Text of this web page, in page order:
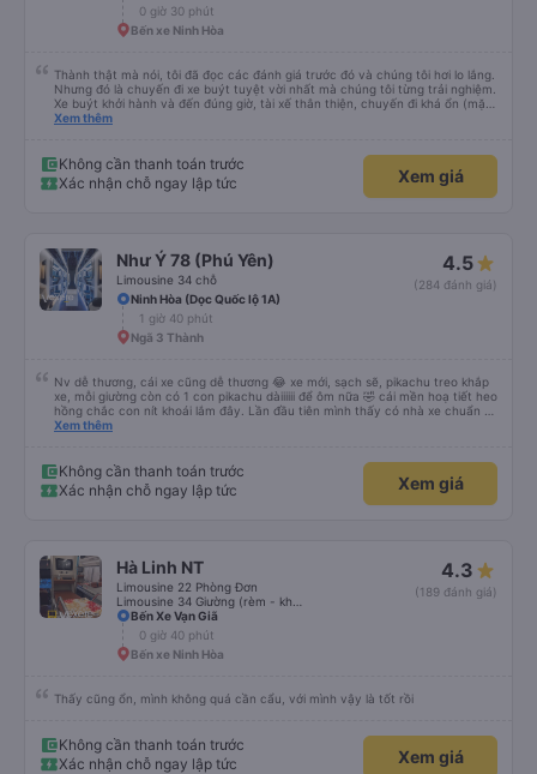
0 giờ 30 phút
Bến xe Ninh Hòa
Thành thật mà nói, tôi đã đọc các đánh giá trước đó và chúng tôi hơi lo lắng.
Nhưng đó là chuyến đi xe buýt tuyệt vời nhất mà chúng tôi từng trải nghiệm.
Xe buýt khởi hành và đến đúng giờ, tài xế thân thiện, chuyến đi khá ổn (mặc
dù vẫn hơi xóc, nhưng đó là đặc trưng của Việt Nam ^^), và chỗ ngồi thoải
Xem thêm
Không cần thanh toán trước
Xác nhận chỗ ngay lập tức
Xem giá
Như Ý 78 (Phú Yên)
Limousine 34 chỗ
4.5
(284 đánh giá)
Ninh Hòa (Dọc Quốc lộ 1A)
1 giờ 40 phút
Ngã 3 Thành
Nv dễ thương, cái xe cũng dễ thương 😂 xe mới, sạch sẽ, pikachu treo khắp
xe, mỗi giường còn có 1 con pikachu dàiiiiii để ôm nữa 🤣 cái mền hoạ tiết heo
hồng chắc con nít khoái lắm đây. Lần đầu tiên mình thấy có nhà xe chuẩn bị
cả bàn chải đánh răng. Có 2 ông bà cụ lên xe còn được nv dẫn tới tận nơi để
Xem thêm
Không cần thanh toán trước
Xác nhận chỗ ngay lập tức
Xem giá
Hà Linh NT
Limousine 22 Phòng Đơn
4.3
(189 đánh giá)
Bến Xe Vạn Giã
0 giờ 40 phút
Bến xe Ninh Hòa
Thấy cũng ổn, mình không quá cần cẩu, với mình vậy là tốt rồi
Không cần thanh toán trước
Xác nhận chỗ ngay lập tức
Xem giá